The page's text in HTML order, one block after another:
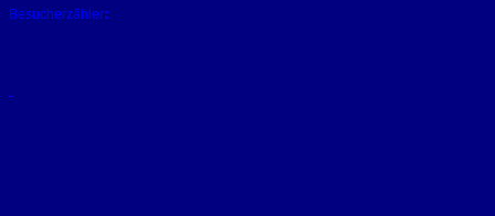
Besucherzähler: